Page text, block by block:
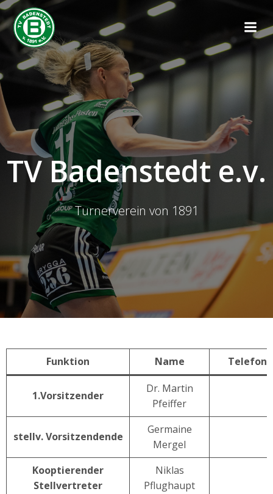
TV Badenstedt e.v.
Turnerverein von 1891
Funktion Name Telefon
1.Vorsitzender
Dr. Martin
Pfeiffer
stellv. Vorsitzendende
Germaine
Mergel
Kooptierender
Stellvertreter
Niklas
Pflughaupt